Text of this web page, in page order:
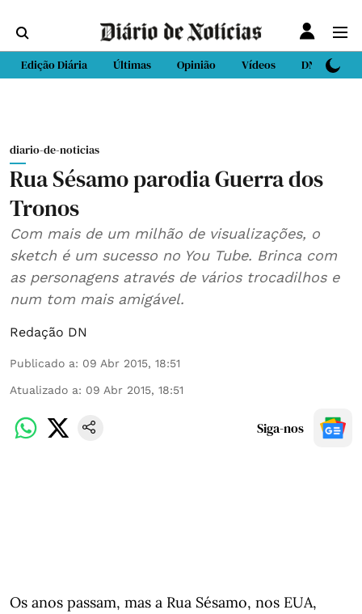
Edição Diária Últimas Opinião Vídeos DN Sport
diario-de-noticias
Rua Sésamo parodia Guerra dos
Tronos
Com mais de um milhão de visualizações, o
sketch é um sucesso no You Tube. Brinca com
as personagens através de vários trocadilhos e
num tom mais amigável.
Redação DN
Publicado a: 09 Abr 2015, 18:51
Atualizado a: 09 Abr 2015, 18:51
Siga-nos
Os anos passam, mas a Rua Sésamo, nos EUA,